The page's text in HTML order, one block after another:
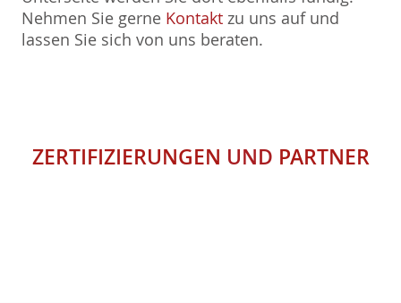
Nehmen Sie gerne Kontakt zu uns auf und
lassen Sie sich von uns beraten.
ZERTIFIZIERUNGEN UND PARTNER